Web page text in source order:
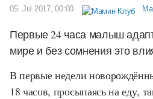
05. Jul 2017, 00:00
Первые 24 часа малыш
мире и без сомнения это
В первые недели
18 часов, просыпаясь на еду,